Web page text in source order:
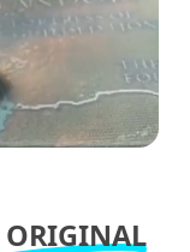
ORIGINAL